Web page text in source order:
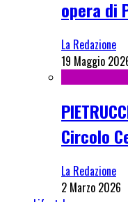
opera di
La Redazione
19 Maggio
Circolo
La Redazione
2 Marzo 2026